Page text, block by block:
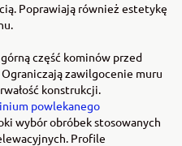
Poprawiają również estetykę
część kominów przed
zawilgocenie muru
konstrukcji.
powlekanego
wybór obróbek stosowanych
Profile